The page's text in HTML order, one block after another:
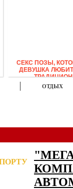
СЕКС ПОЗЫ,
ДЕВУШКА
ОТДЫХ